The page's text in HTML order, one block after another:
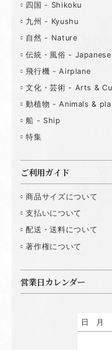
四国 - Shikoku
九州 - Kyushu
自然 - Nature
伝統・風俗 -
飛行機 - Airplane
文化・芸術 - Arts &
動植物 - Animals &
船 - Ship
特集
ご利用ガイド
商品サイズについて
支払いについて
配送・送料について
著作権について
営業日カレンダー
日 月